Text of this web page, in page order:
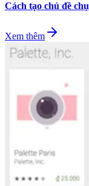
Cách tạo chủ đề
Xem thêm